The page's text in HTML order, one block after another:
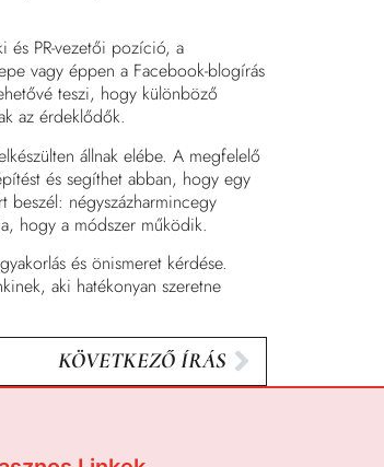
és PR-vezetői pozíció, a
vagy éppen a Facebook-blogírás
teszi, hogy különböző
az érdeklődők.
állnak elébe. A megfelelő
és segíthet abban, hogy egy
beszél: négyszázharmincegy
hogy a módszer működik.
és önismeret kérdése.
aki hatékonyan szeretne
KÖVETKEZŐ ÍRÁS